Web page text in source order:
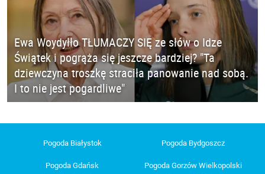
Ewa Woydyłło TŁUMACZY SIĘ ze słów o Idze
Świątek i pogrąża się jeszcze bardziej? "Ta
dziewczyna troszkę straciła panowanie nad sobą.
I to nie jest pogardliwe"
Pogoda Białystok Pogoda Bydgoszcz
Pogoda Gdańsk
Pogoda Gorzów Wielkopolski